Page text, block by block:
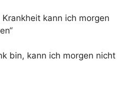
Krankheit kann ich morgen
bin, kann ich morgen nicht